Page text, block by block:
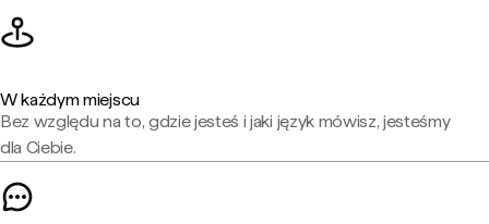
W każdym miejscu
Bez względu na to, gdzie jesteś i jaki język mówisz, jesteśmy
dla Ciebie.